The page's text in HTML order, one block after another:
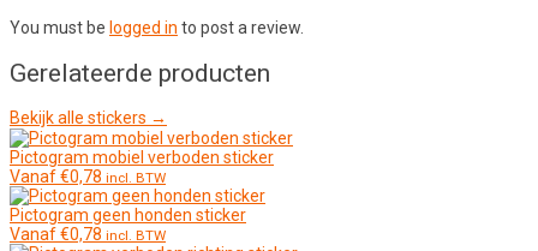
You must be logged in to post a review.
Gerelateerde producten
Bekijk alle stickers →
Pictogram mobiel verboden sticker
Vanaf€0,78 incl. BTW
Pictogram geen honden sticker
Vanaf€0,78 incl. BTW